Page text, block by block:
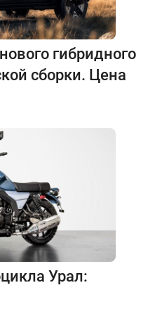
гибридного
сборки. Цена
Урал: